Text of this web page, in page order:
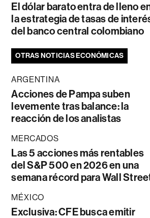
El dólar barato entra de lleno
la estrategia de tasas de
del banco central colombiano
OTRAS NOTICIAS ECONÓMICAS
ARGENTINA
Acciones de Pampa suben
levemente tras balance: la
reacción de los analistas
MERCADOS
Las 5 acciones más rentables
del S&P 500 en 2026 en una
semana récord para Wall
MÉXICO
Exclusiva: CFE busca emitir